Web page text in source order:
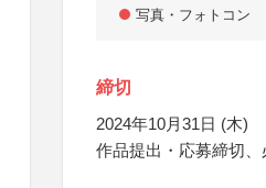
写真・フォトコン
締切
2024年10月31日 (木)
作品提出・応募締切、